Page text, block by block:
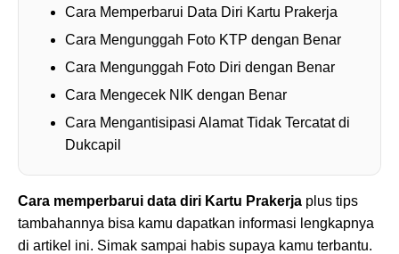
Cara Memperbarui Data Diri Kartu Prakerja
Cara Mengunggah Foto KTP dengan Benar
Cara Mengunggah Foto Diri dengan Benar
Cara Mengecek NIK dengan Benar
Cara Mengantisipasi Alamat Tidak Tercatat di
Dukcapil
Cara memperbarui data diri Kartu Prakerja plus tips
tambahannya bisa kamu dapatkan informasi lengkapnya
di artikel ini. Simak sampai habis supaya kamu terbantu.